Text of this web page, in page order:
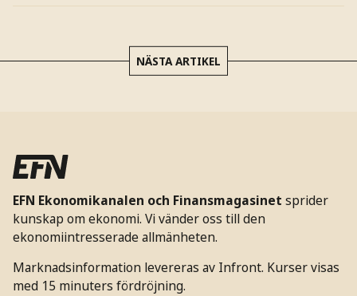
NÄSTA ARTIKEL
EFN Ekonomikanalen och Finansmagasinet sprider
kunskap om ekonomi. Vi vänder oss till den
ekonomiintresserade allmänheten.
Marknadsinformation levereras av Infront. Kurser visas
med 15 minuters fördröjning.